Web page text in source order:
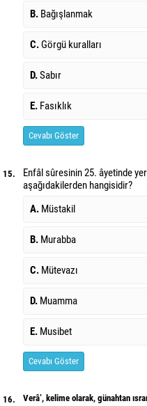
B. Bağışlanmak
C.Görgü kuralları
D.Sabır
E. Fasıklık
Cevabı Göster
15.
Enfâl sûresinin 25. âyetinde
aşağıdakilerden hangisidir?
A. Müstakil
B. Murabba
C. Mütevazı
D. Muamma
E. Musibet
Cevabı Göster
16.
Verâ’, kelime olarak, günahtan